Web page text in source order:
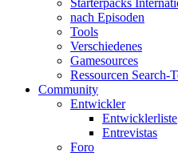
Starterpacks
nach Episoden
Tools
Verschiedenes
Gamesources
Ressourcen Search-
Community
Entwickler
Entwicklerliste
Entrevistas
Foro